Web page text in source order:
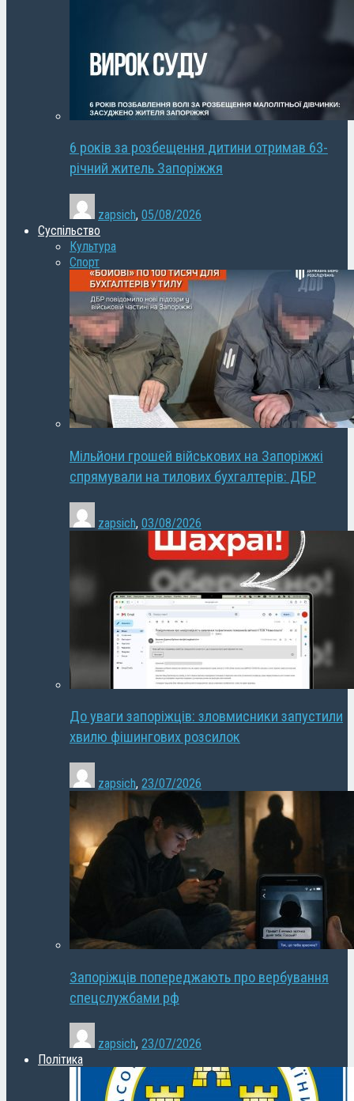
6 років за розбещення дитини отримав 63-
річний житель Запоріжжя
zapsich, 05/08/2026
Суспільство
Культура
Спорт
Мільйони грошей військових на Запоріжжі
спрямували на тилових бухгалтерів: ДБР
zapsich, 03/08/2026
До уваги запоріжців: зловмисники запустили
хвилю фішингових розсилок
zapsich, 23/07/2026
Запоріжців попереджають про вербування
спецслужбами рф
zapsich, 23/07/2026
Політика